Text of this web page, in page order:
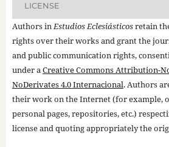
LICENSE
Authors inEstudios Eclesiásticosretain
rights over their works and grant the
and public communication rights,
under aCreative Commons Attribution-
NoDerivates 4.0 Internacional. Authors
their work on the Internet (for example,
personal pages, repositories, etc.)
license and quoting appropriately the